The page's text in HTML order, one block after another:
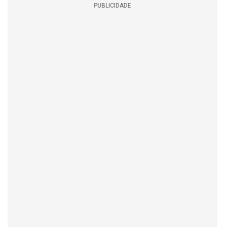
PUBLICIDADE